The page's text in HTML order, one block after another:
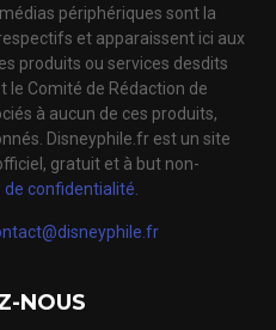
périphériques sont la
et apparaissent ici aux
produits ou services desdits
le Comité de Rédaction de
à aucun de ces produits,
Disneyphile.fr est un site
gratuit et à but non-
de confidentialité.
NOUS